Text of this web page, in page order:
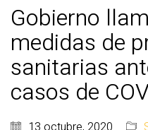
Gobierno
medidas de
sanitarias
casos de